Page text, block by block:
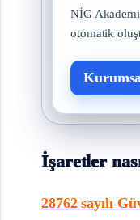
NİG Akademi
otomatik
İşaretler
28762 sayılı